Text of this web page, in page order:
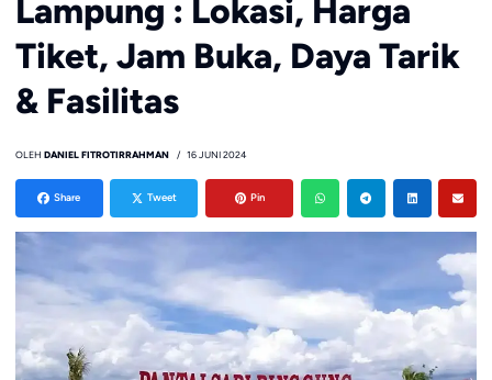
Lampung : Lokasi, Harga
Tiket, Jam Buka, Daya Tarik
& Fasilitas
OLEH DANIEL FITROTIRRAHMAN 16 JUNI 2024
Share Tweet Pin